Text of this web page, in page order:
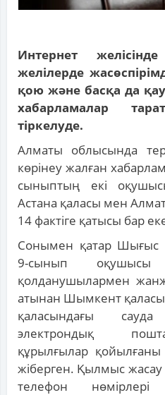
Интернет
желілерде
қою және басқа да
хабарламалар
тіркелуде.
Алматы облысында
көрінеу жалған
сыныптың екі
Астана қаласы мен
14 фактіге қатысы бар
Сонымен қатар Шығыс
9-сынып оқушысы
қолданушылармен
атынан Шымкент қаласы
қаласындағы
электрондық
құрылғылар
жіберген. Қылмыс жасау
телефон